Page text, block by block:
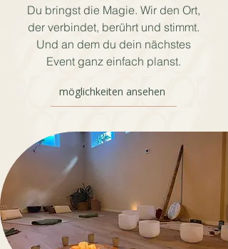
Du bringst die Magie. Wir den Ort,
der verbindet, berührt und stimmt.
Und an dem du dein nächstes
Event ganz einfach planst.
möglichkeiten ansehen